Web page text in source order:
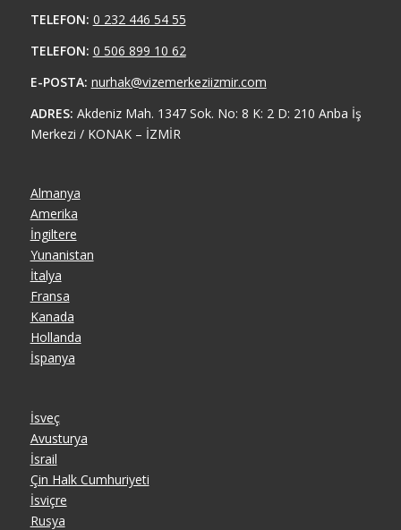
TELEFON: 0 232 446 54 55
TELEFON: 0 506 899 10 62
E-POSTA: nurhak@vizemerkeziizmir.com
ADRES: Akdeniz Mah. 1347 Sok. No: 8 K: 2 D: 210 Anba İş
Merkezi / KONAK – İZMİR
Almanya
Amerika
İngiltere
Yunanistan
İtalya
Fransa
Kanada
Hollanda
İspanya
İsveç
Avusturya
İsrail
Çin Halk Cumhuriyeti
İsviçre
Rusya